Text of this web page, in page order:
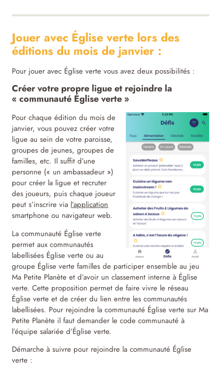
Jouer avec Église verte lors des
éditions du mois de janvier :
Pour jouer avec Église verte vous avez deux possibilités :
Créer votre propre ligue et rejoindre la
« communauté Église verte »
Pour chaque édition du mois de
janvier, vous pouvez créer votre
ligue au sein de votre paroisse,
groupes de jeunes, groupes de
familles, etc. Il suffit d’une
personne (« un ambassadeur »)
pour créer la ligue et recruter
des joueurs, puis chaque joueur
peut s’inscrire via l’application
smartphone ou navigateur web.
La communauté Église verte
permet aux communautés
labellisées Église verte ou au
groupe Église verte familles de participer ensemble au jeu
Ma Petite Planète et d’avoir un classement interne à Église
verte. Cette proposition permet de faire vivre le réseau
Église verte et de créer du lien entre les communautés
labellisées. Pour rejoindre la communauté Église verte sur Ma
Petite Planète il faut demander le code communauté à
l’équipe salariée d’Église verte.
Démarche à suivre pour rejoindre la communauté Église
verte :